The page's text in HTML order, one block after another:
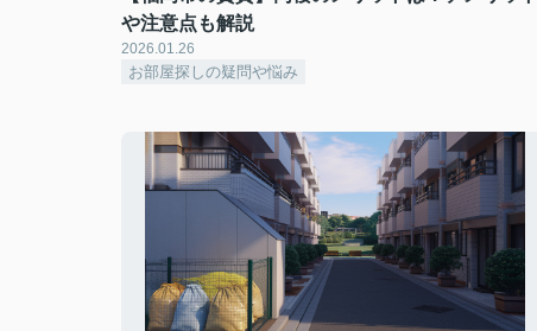
や注意点も解説
2026.01.26
お部屋探しの疑問や悩み